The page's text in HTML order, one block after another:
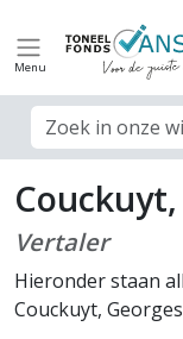
Menu
Zoek veld
Vertaler
Hieronder staan
Couckuyt, Georges